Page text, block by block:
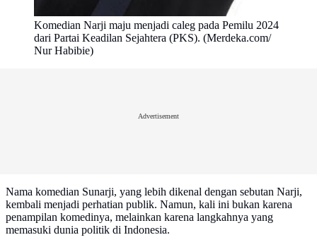
Komedian Narji maju menjadi caleg pada Pemilu 2024
dari Partai Keadilan Sejahtera (PKS). (Merdeka.com/
Nur Habibie)
Advertisement
Nama komedian Sunarji, yang lebih dikenal dengan sebutan Narji,
kembali menjadi perhatian publik. Namun, kali ini bukan karena
penampilan komedinya, melainkan karena langkahnya yang
memasuki dunia politik di Indonesia.